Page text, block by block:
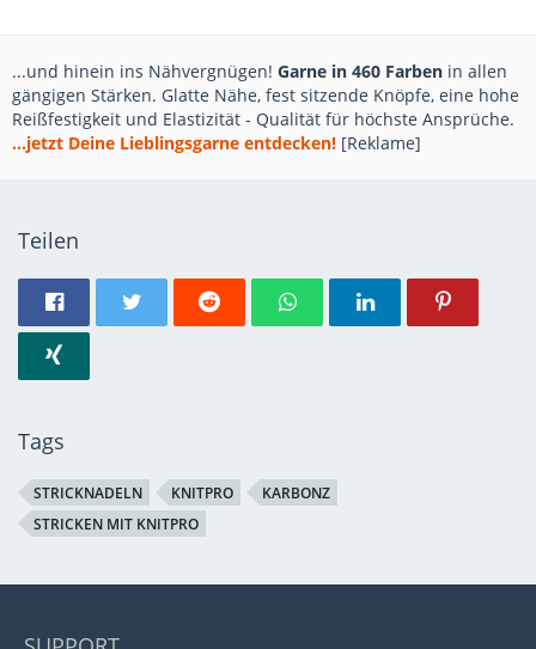
...und hinein ins Nähvergnügen! Garne in 460 Farben in allen
gängigen Stärken. Glatte Nähe, fest sitzende Knöpfe, eine hohe
Reißfestigkeit und Elastizität - Qualität für höchste Ansprüche.
...jetzt Deine Lieblingsgarne entdecken! [Reklame]
Teilen
Tags
STRICKNADELN KNITPRO
KARBONZ
STRICKEN MIT KNITPRO